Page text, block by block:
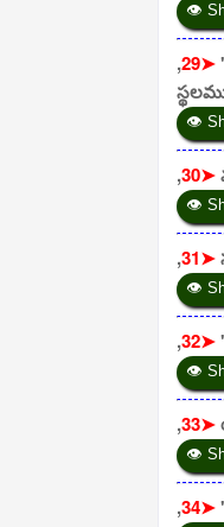
👁
,29➤
👁
,30➤
👁
,31➤
👁
,32➤
👁
,33➤
👁
,34➤